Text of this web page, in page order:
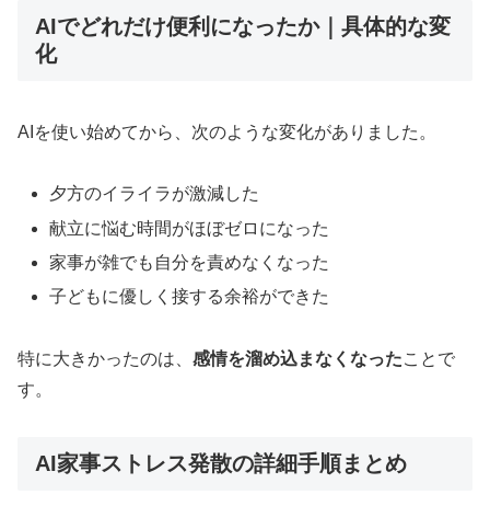
AIでどれだけ便利になったか｜具体的な変
化
AIを使い始めてから、次のような変化がありました。
夕方のイライラが激減した
献立に悩む時間がほぼゼロになった
家事が雑でも自分を責めなくなった
子どもに優しく接する余裕ができた
特に大きかったのは、 感情を溜め込まなくなったことで
す。
AI家事ストレス発散の詳細手順まとめ